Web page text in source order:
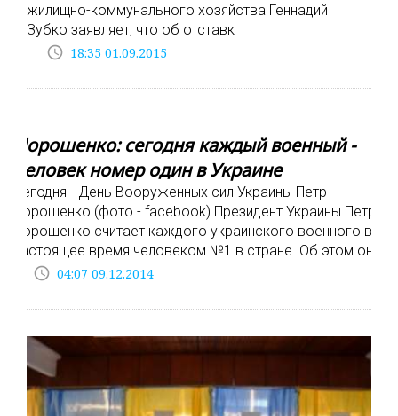
жилищно-коммунального хозяйства Геннадий
Зубко заявляет, что об отставк
access_time 18:35 01.09.2015
Порошенко: сегодня каждый военный -
человек номер один в Украине
Сегодня - День Вооруженных сил Украины Петр
Порошенко (фото - facebook) Президент Украины Петр
Порошенко считает каждого украинского военного в
настоящее время человеком №1 в стране. Об этом он
access_time 04:07 09.12.2014